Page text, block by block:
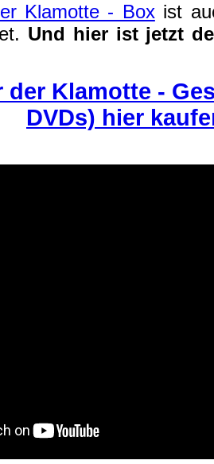
Klamotte - Boxist
Und hier ist jetzt
der Klamotte -
DVDs) hier